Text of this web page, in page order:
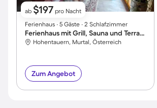
ab $197 pro Nacht
Ferienhaus ∙ 5 Gäste ∙ 2 Schlafzimmer
Ferienhaus mit Grill, Sauna und Terrasse
Hohentauern, Murtal, Österreich
Zum Angebot